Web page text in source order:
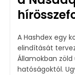
A Hashdex egy
elindítását
Államokban